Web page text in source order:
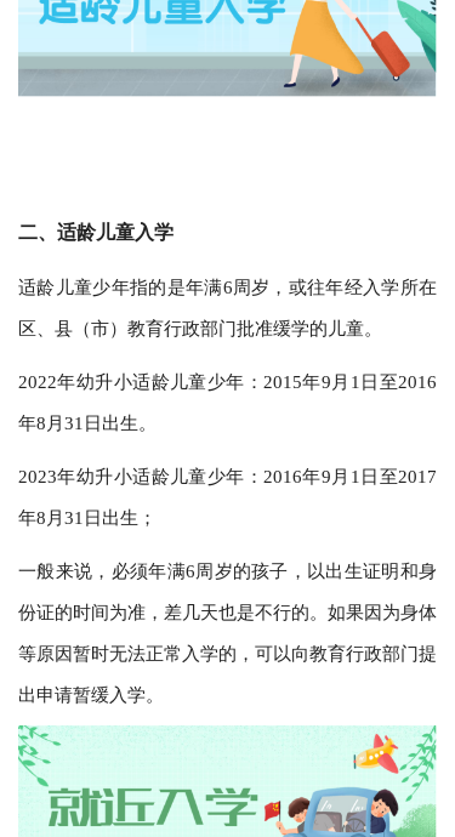
二、适龄儿童入学
适龄儿童少年指的是年满6周岁，或往年经入学所在
区、县（市）教育行政部门批准缓学的儿童。
2022年幼升小适龄儿童少年：2015年9月1日至2016
年8月31日出生。
2023年幼升小适龄儿童少年：2016年9月1日至2017
年8月31日出生；
一般来说，必须年满6周岁的孩子，以出生证明和身
份证的时间为准，差几天也是不行的。如果因为身体
等原因暂时无法正常入学的，可以向教育行政部门提
出申请暂缓入学。